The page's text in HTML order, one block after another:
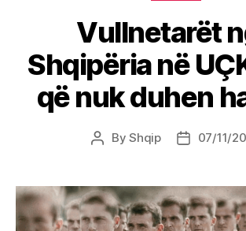
Vullnetarët
Shqipëria në
që nuk duhen
PostByShqip
Post07/11/